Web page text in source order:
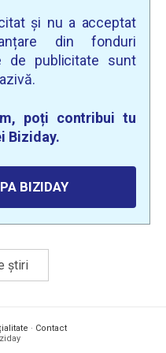
și nu a acceptat
din fonduri
de publicitate sunt
poți contribui tu
Biziday.
BIZIDAY
știri
· Contact